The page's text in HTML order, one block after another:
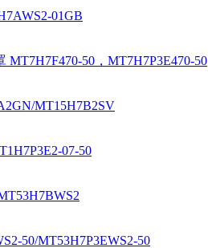
01GB
MT7H7F470-50，MT7H7P3E470-50
MT15H7B2SV
07-50
50/MT53H7P3EWS2-50